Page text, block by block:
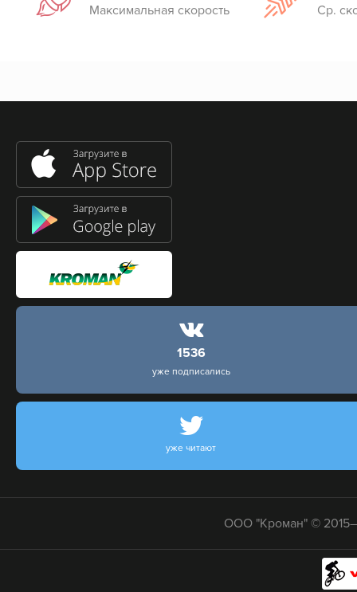
Максимальная скорость Ср.
1536
уже подписались
уже читают
ООО "Кроман" ©